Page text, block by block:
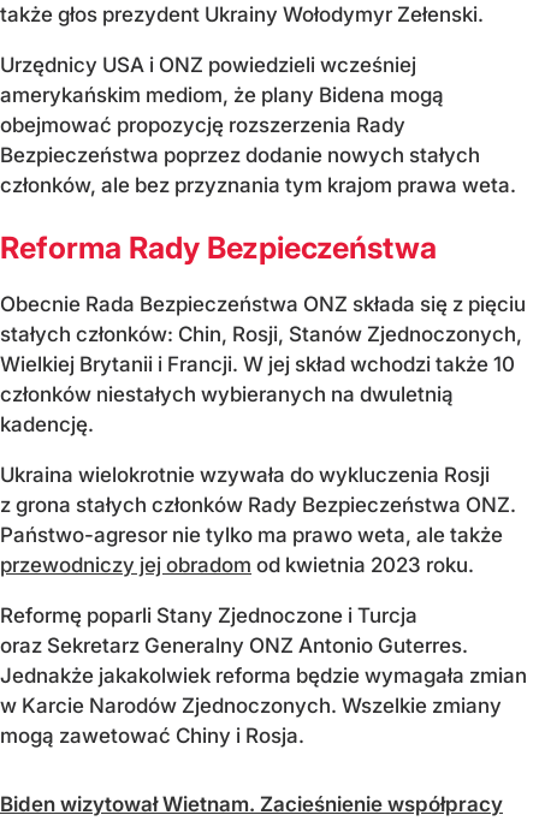
także głos prezydent Ukrainy Wołodymyr Zełenski.
Urzędnicy USA i ONZ powiedzieli wcześniej
amerykańskim mediom, że plany Bidena mogą
obejmować propozycję rozszerzenia Rady
Bezpieczeństwa poprzez dodanie nowych stałych
członków, ale bez przyznania tym krajom prawa weta.
Reforma Rady Bezpieczeństwa
Obecnie Rada Bezpieczeństwa ONZ składa się z pięciu
stałych członków: Chin, Rosji, Stanów Zjednoczonych,
Wielkiej Brytanii i Francji. W jej skład wchodzi także 10
członków niestałych wybieranych na dwuletnią
kadencję.
Ukraina wielokrotnie wzywała do wykluczenia Rosji
z grona stałych członków Rady Bezpieczeństwa ONZ.
Państwo-agresor nie tylko ma prawo weta, ale także
przewodniczy jej obradom od kwietnia 2023 roku.
Reformę poparli Stany Zjednoczone i Turcja
oraz Sekretarz Generalny ONZ Antonio Guterres.
Jednakże jakakolwiek reforma będzie wymagała zmian
w Karcie Narodów Zjednoczonych. Wszelkie zmiany
mogą zawetować Chiny i Rosja.
Biden wizytował Wietnam. Zacieśnienie współpracy